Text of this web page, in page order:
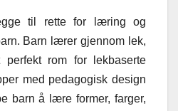
til rette for læring og
Barn lærer gjennom lek,
rom for lekbaserte
med pedagogisk design
barn å lære former, farger,